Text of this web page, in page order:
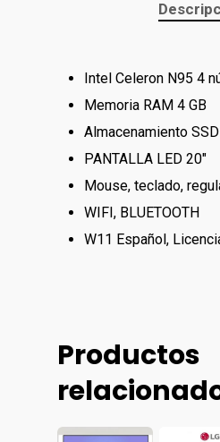
Intel Celeron N95 4
Memoria RAM 4 GB
Almacenamiento
PANTALLA LED 20″
Mouse, teclado,
WIFI, BLUETOOTH
W11 Español,
Productos